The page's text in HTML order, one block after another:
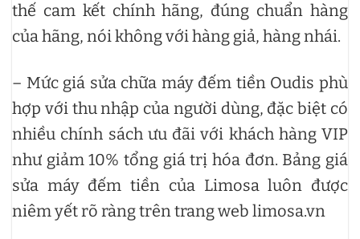
thế cam kết chính hãng, đúng chuẩn hàng
của hãng, nói không với hàng giả, hàng nhái.
– Mức giá sửa chữa máy đếm tiền Oudis phù
hợp với thu nhập của người dùng, đặc biệt có
nhiều chính sách ưu đãi với khách hàng VIP
như giảm 10% tổng giá trị hóa đơn. Bảng giá
sửa máy đếm tiền của Limosa luôn được
niêm yết rõ ràng trên trang web limosa.vn